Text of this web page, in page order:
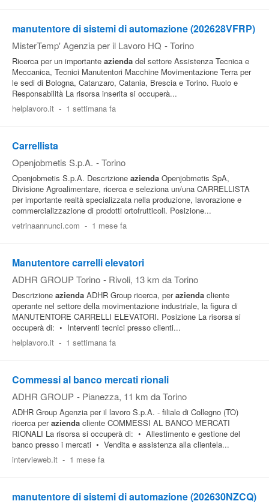
manutentore di sistemi di automazione (202628VFRP)
MisterTemp' Agenzia per il Lavoro HQ - Torino
Ricerca per un importante azienda del settore Assistenza Tecnica e
Meccanica, Tecnici Manutentori Macchine Movimentazione Terra per
le sedi di Bologna, Catanzaro, Catania, Brescia e Torino. Ruolo e
Responsabilità La risorsa inserita si occuperà...
helplavoro.it - 1 settimana fa
Carrellista
Openjobmetis S.p.A. - Torino
Openjobmetis S.p.A. Descrizione azienda Openjobmetis SpA,
Divisione Agroalimentare, ricerca e seleziona un/una CARRELLISTA
per importante realtà specializzata nella produzione, lavorazione e
commercializzazione di prodotti ortofrutticoli. Posizione...
vetrinaannunci.com - 1 mese fa
Manutentore carrelli elevatori
ADHR GROUP Torino - Rivoli, 13 km da Torino
Descrizione azienda ADHR Group ricerca, perazienda cliente
operante nel settore della movimentazione industriale, la figura di
MANUTENTORE CARRELLI ELEVATORI. Posizione La risorsa si
occuperà di: • Interventi tecnici presso clienti...
helplavoro.it - 1 settimana fa
Commessi al banco mercati rionali
ADHR GROUP - Pianezza, 11 km da Torino
ADHR Group Agenzia per il lavoro S.p.A. - filiale di Collegno (TO)
ricerca perazienda cliente COMMESSI AL BANCO MERCATI
RIONALI La risorsa si occuperà di: • Allestimento e gestione del
banco presso i mercati • Vendita e assistenza alla clientela...
intervieweb.it - 1 mese fa
manutentore di sistemi di automazione (202630NZCQ)